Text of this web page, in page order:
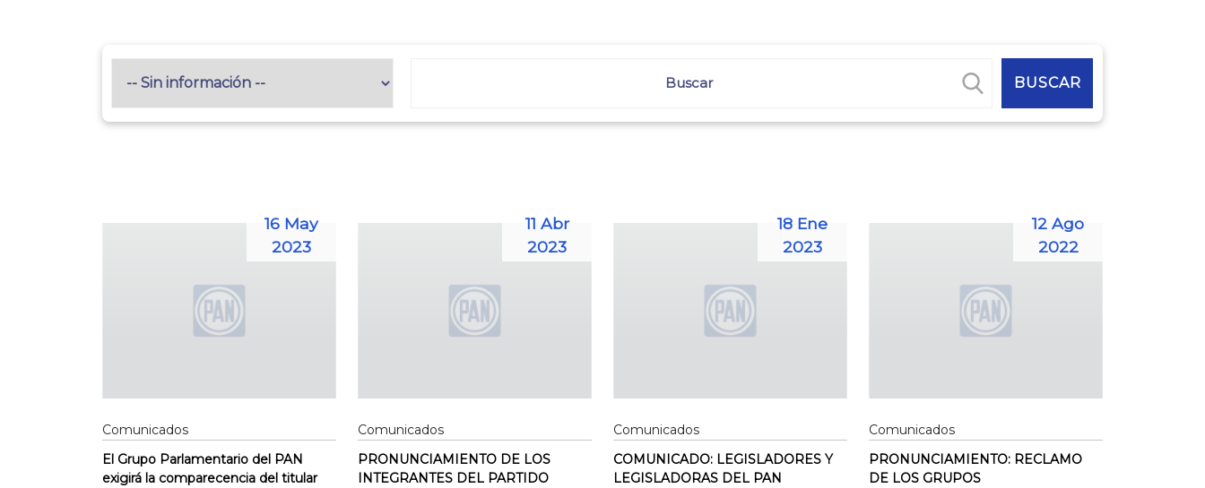
16 May
2023
Comunicados
El Grupo Parlamentario del PAN
exigirá la comparecencia del titular
11 Abr
2023
Comunicados
PRONUNCIAMIENTO DE LOS
INTEGRANTES DEL PARTIDO
18 Ene
2023
Comunicados
COMUNICADO: LEGISLADORES Y
LEGISLADORAS DEL PAN
12 Ago
2022
Comunicados
PRONUNCIAMIENTO: RECLAMO
DE LOS GRUPOS